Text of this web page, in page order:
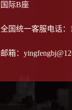
国际B座
全国统一客服电话：
邮箱：